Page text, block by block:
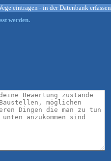
eintragen - in der Datenbank erfassen
werden.